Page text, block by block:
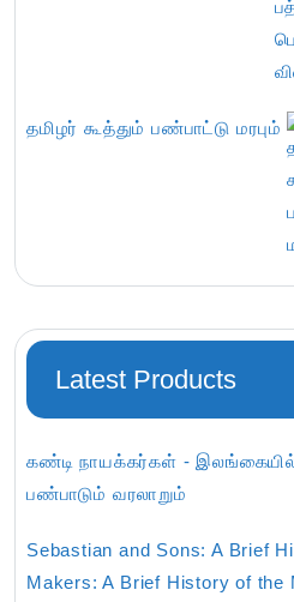
தமிழர் கூத்தும் பண்பாட்டு மரபும்
Latest Products
கண்டி நாயக்கர்கள் -
பண்பாடும் வரலாறும்
Sebastian and Sons: A Brief
Makers: A Brief History of the